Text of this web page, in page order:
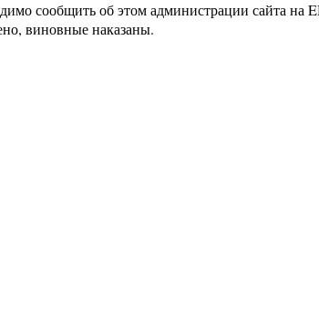
сообщить об этом администрации сайта на
виновные наказаны.